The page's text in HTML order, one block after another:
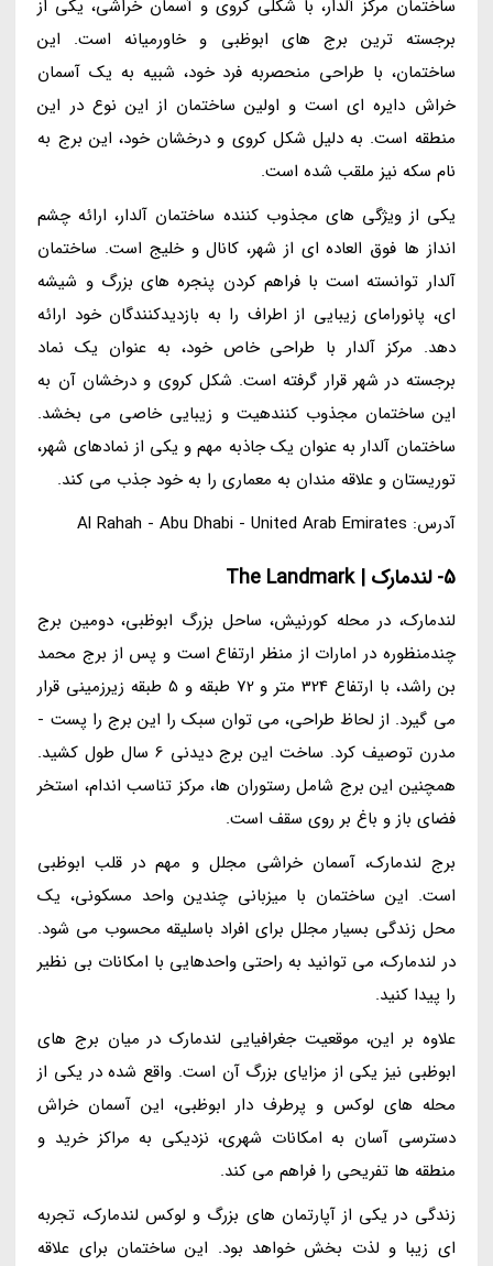
ساختمان مرکز آلدار، با شکلی کروی و آسمان خراشی، یکی از
برجسته ترین برج های ابوظبی و خاورمیانه است. این
ساختمان، با طراحی منحصربه فرد خود، شبیه به یک آسمان
خراش دایره ای است و اولین ساختمان از این نوع در این
منطقه است. به دلیل شکل کروی و درخشان خود، این برج به
نام سکه نیز ملقب شده است.
یکی از ویژگی های مجذوب کننده ساختمان آلدار، ارائه چشم
انداز ها فوق العاده ای از شهر، کانال و خلیج است. ساختمان
آلدار توانسته است با فراهم کردن پنجره های بزرگ و شیشه
ای، پانورامای زیبایی از اطراف را به بازدیدکنندگان خود ارائه
دهد. مرکز آلدار با طراحی خاص خود، به عنوان یک نماد
برجسته در شهر قرار گرفته است. شکل کروی و درخشان آن به
این ساختمان مجذوب کنندهیت و زیبایی خاصی می بخشد.
ساختمان آلدار به عنوان یک جاذبه مهم و یکی از نمادهای شهر،
توریستان و علاقه مندان به معماری را به خود جذب می کند.
آدرس: Al Rahah - Abu Dhabi - United Arab Emirates
5- لندمارک | The Landmark
لندمارک، در محله کورنیش، ساحل بزرگ ابوظبی، دومین برج
چندمنظوره در امارات از منظر ارتفاع است و پس از برج محمد
بن راشد، با ارتفاع 324 متر و 72 طبقه و 5 طبقه زیرزمینی قرار
می گیرد. از لحاظ طراحی، می توان سبک را این برج را پست -
مدرن توصیف کرد. ساخت این برج دیدنی 6 سال طول کشید.
همچنین این برج شامل رستوران ها، مرکز تناسب اندام، استخر
فضای باز و باغ بر روی سقف است.
برج لندمارک، آسمان خراشی مجلل و مهم در قلب ابوظبی
است. این ساختمان با میزبانی چندین واحد مسکونی، یک
محل زندگی بسیار مجلل برای افراد باسلیقه محسوب می شود.
در لندمارک، می توانید به راحتی واحدهایی با امکانات بی نظیر
را پیدا کنید.
علاوه بر این، موقعیت جغرافیایی لندمارک در میان برج های
ابوظبی نیز یکی از مزایای بزرگ آن است. واقع شده در یکی از
محله های لوکس و پرطرف دار ابوظبی، این آسمان خراش
دسترسی آسان به امکانات شهری، نزدیکی به مراکز خرید و
منطقه ها تفریحی را فراهم می کند.
زندگی در یکی از آپارتمان های بزرگ و لوکس لندمارک، تجربه
ای زیبا و لذت بخش خواهد بود. این ساختمان برای علاقه